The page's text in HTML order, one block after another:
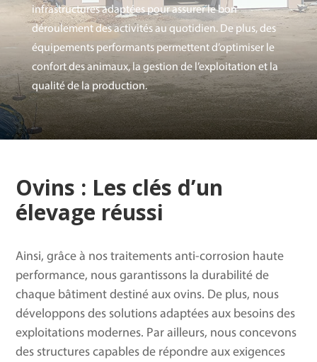
infrastructures adaptées pour assurer le bon
déroulement des activités au quotidien. De plus, des
équipements performants permettent d’optimiser le
confort des animaux, la gestion de l’exploitation et la
qualitédela production.
Ovins : Les clés d’un
élevage réussi
Ainsi, grâce à nos traitements anti-corrosion haute
performance, nous garantissons la durabilité de
chaque bâtiment destiné aux ovins. De plus, nous
développons des solutions adaptées aux besoins des
exploitations modernes. Par ailleurs, nous concevons
des structures capables de répondre aux exigences